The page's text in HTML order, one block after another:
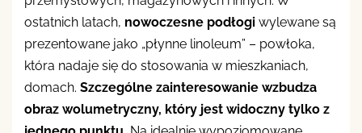
ostatnich latach, nowoczesne podłogi wylewane są
prezentowane jako „płynne linoleum” – powłoka,
która nadaje się do stosowania w mieszkaniach,
domach. Szczególne zainteresowanie wzbudza
obraz wolumetryczny, który jest widoczny tylko z